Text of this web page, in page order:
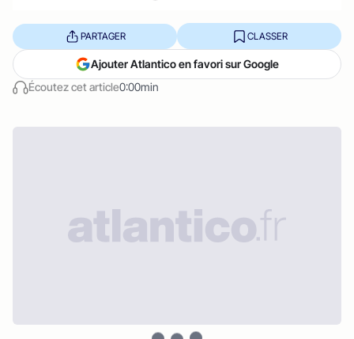
Écoutez cet article0:00min
PARTAGER CLASSER
Ajouter Atlantico en favori sur Google